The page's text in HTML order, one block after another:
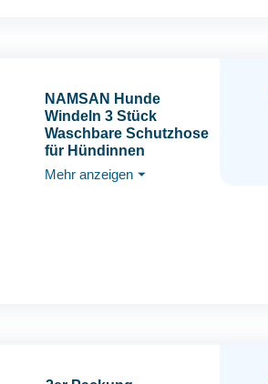
NAMSAN Hunde
Windeln 3 Stück
Waschbare Schutzhose
für Hündinnen
Einstellbare Hunde
Höschen für Urin
Mehr anzeigen ⏷